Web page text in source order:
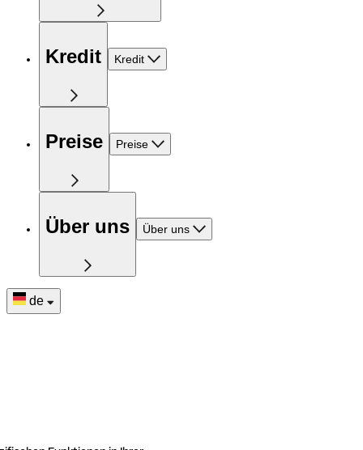
Kredit Kredit
Preise Preise
Über uns Über uns
de